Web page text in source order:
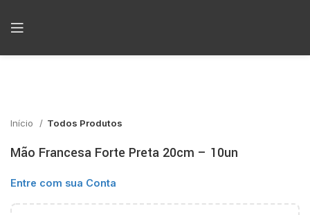
Início Todos Produtos
Mão Francesa Forte Preta 20cm – 10un
Entre com sua Conta